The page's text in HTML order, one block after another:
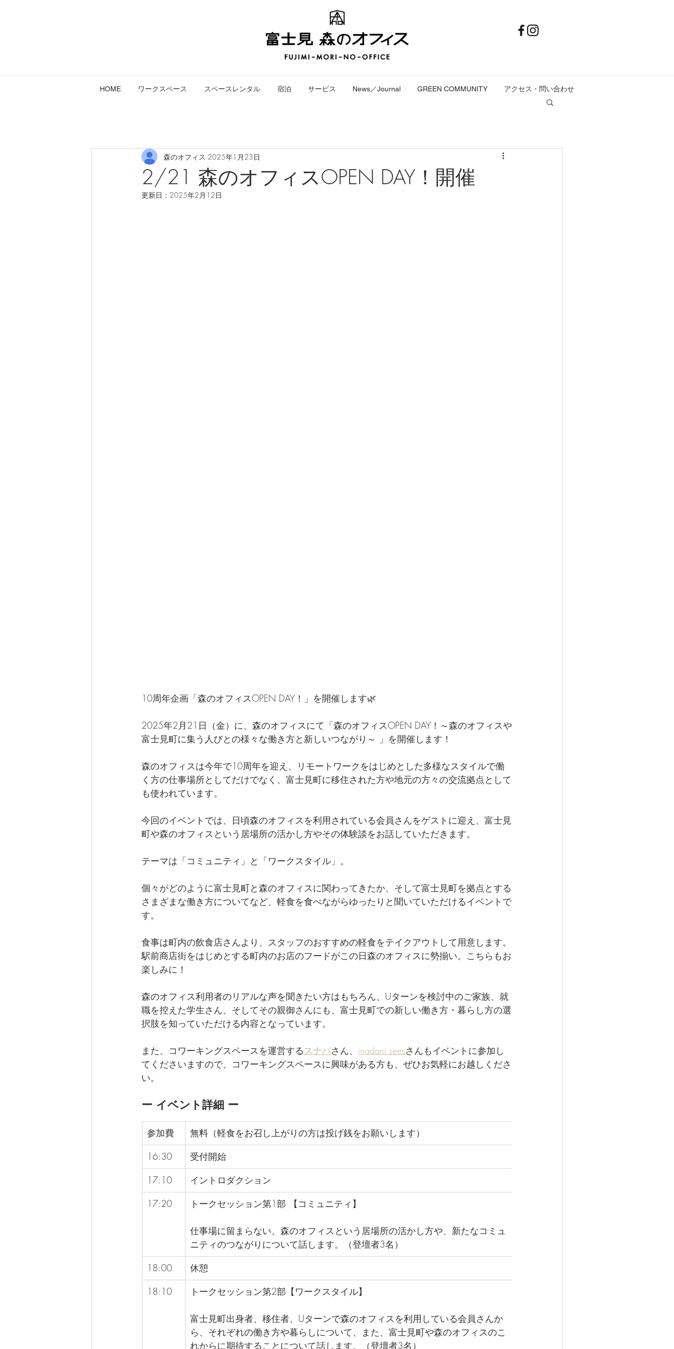
HOME ワークスペース スペースレンタル 宿泊 サービス News／Journal GREEN COMMUNITY アクセス・問い合わせ
2/21 森のオフィスOPEN DAY！開催
森のオフィス 2025年1月23日
更新日： 2025年2月12日
10周年企画「森のオフィスOPEN DAY！」を開催します🌿
2025年2月21日（金）に、森のオフィスにて「森のオフィスOPEN DAY！～森のオフィスや
富士見町に集う人びとの様々な働き方と新しいつながり～ 」を開催します！
森のオフィスは今年で10周年を迎え、リモートワークをはじめとした多様なスタイルで働
く方の仕事場所としてだけでなく、富士見町に移住された方や地元の方々の交流拠点として
も使われています。
今回のイベントでは、日頃森のオフィスを利用されている会員さんをゲストに迎え、富士見
町や森のオフィスという居場所の活かし方やその体験談をお話していただきます。
テーマは「コミュニティ」と「ワークスタイル」。
個々がどのように富士見町と森のオフィスに関わってきたか、そして富士見町を拠点とする
さまざまな働き方についてなど、軽食を食べながらゆったりと聞いていただけるイベントで
す。
食事は町内の飲食店さんより、スタッフのおすすめの軽食をテイクアウトして用意します。
駅前商店街をはじめとする町内のお店のフードがこの日森のオフィスに勢揃い。こちらもお
楽しみに！
森のオフィス利用者のリアルな声を聞きたい方はもちろん、Uターンを検討中のご家族、就
職を控えた学生さん、そしてその親御さんにも、富士見町での新しい働き方・暮らし方の選
択肢を知っていただける内容となっています。
また、コワーキングスペースを運営するスナバさん、 inadani seesさんもイベントに参加し
てくださいますので、コワーキングスペースに興味がある方も、ぜひお気軽にお越しくださ
い。
ー イベント詳細 ー
参加費
無料（軽食をお召し上がりの方は投げ銭をお願いします）
16:30
受付開始
17:10
イントロダクション
17:20
トークセッション第1部 【コミュニティ】
仕事場に留まらない、森のオフィスという居場所の活かし方や、新たなコミュ
ニティのつながりについて話します。（登壇者3名）
18:00
休憩
18:10
トークセッション第2部【ワークスタイル】
富士見町出身者、移住者、Uターンで森のオフィスを利用している会員さんか
ら、それぞれの働き方や暮らしについて、また、富士見町や森のオフィスのこ
れからに期待することについて話します。（登壇者3名）